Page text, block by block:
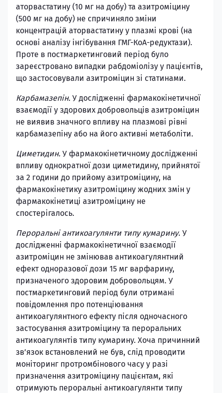
аторвастатину (10 мг на добу) та азитроміцину
(500 мг на добу) не спричиняло зміни
концентрацій аторвастатину у плазмі крові (на
основі аналізу інгібування ГМГ-КоА-редуктази).
Проте в постмаркетинговий період було
зареєстровано випадки рабдоміолізу у пацієнтів,
що застосовували азитроміцин зі статинами.
Карбамазепін. У дослідженні фармакокінетичної
взаємодії у здорових добровольців азитроміцин
не виявив значного впливу на плазмові рівні
карбамазепіну або на його активні метаболіти.
Циметидин. У фармакокінетичному дослідженні
впливу однократної дози циметидину, прийнятої
за 2 години до прийому азитроміцину, на
фармакокінетику азитроміцину жодних змін у
фармакокінетиці азитроміцину не
спостерігалось.
Пероральні антикоагулянти типу кумарину. У
дослідженні фармакокінетичної взаємодії
азитроміцин не змінював антикоагулянтний
ефект одноразової дози 15 мг варфарину,
призначеного здоровим добровольцям. У
постмаркетинговий період були отримані
повідомлення про потенціювання
антикоагулянтного ефекту після одночасного
застосування азитроміцину та пероральних
антикоагулянтів типу кумарину. Хоча причинний
зв’язок встановлений не був, слід проводити
моніторинг протромбінового часу у разі
призначення азитроміцину пацієнтам, які
отримують пероральні антикоагулянти типу